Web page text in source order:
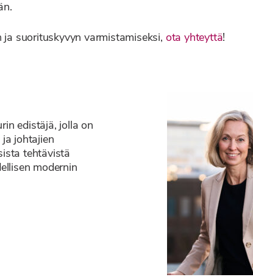
suorituskyvyn varmistamiseksi, ota yhteyttä!
edistäjä, jolla on
johtajien
tehtävistä
modernin